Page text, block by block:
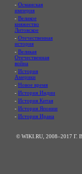
- Османская
империя
- Великое
княжество
Литовское
- Отечественная
история
- Великая
Отечественная
война
- История
Америки
- Новое время
- История Индии
- История Китая
- История Японии
- История Ирана
© WIKI.RU, 2008–2017